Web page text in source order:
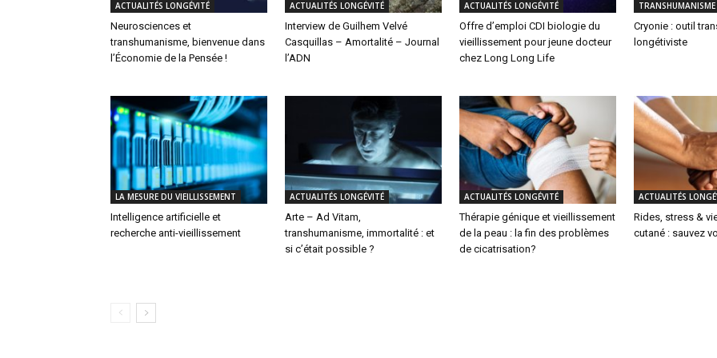
ACTUALITÉS LONGÉVITÉ
Neurosciences et
transhumanisme, bienvenue dans
l’Économie de la Pensée !
ACTUALITÉS LONGÉVITÉ
Interview de Guilhem Velvé
Casquillas – Amortalité – Journal
l’ADN
ACTUALITÉS LONGÉVITÉ
Offre d’emploi CDI biologie du
vieillissement pour jeune docteur
chez Long Long Life
TRANSHUMANISME
Cryonie : outil
longétiviste
LA MESURE DU VIEILLISSEMENT
Intelligence artificielle et
recherche anti-vieillissement
ACTUALITÉS LONGÉVITÉ
Arte – Ad Vitam,
transhumanisme, immortalité : et
si c’était possible ?
ACTUALITÉS LONGÉVITÉ
Thérapie génique et vieillissement
de la peau : la fin des problèmes
de cicatrisation?
ACTUALITÉS
Rides, stress &
cutané : sauvez